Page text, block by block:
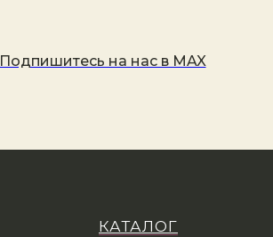
Подпишитесь на наc в MAX
КАТАЛОГ